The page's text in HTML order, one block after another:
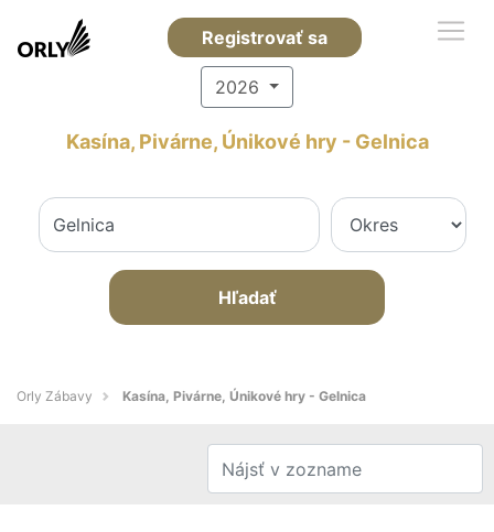
Registrovať sa
2026
Kasína, Pivárne, Únikové hry - Gelnica
Hľadať
Orly Zábavy Kasína, Pivárne, Únikové hry - Gelnica